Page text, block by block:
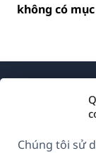
Chúng tôi sử
không có